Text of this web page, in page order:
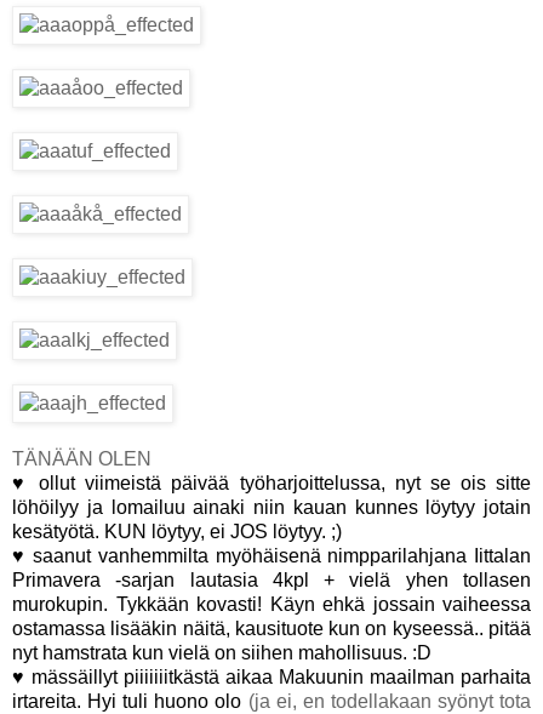
TÄNÄÄN OLEN
♥ ollut viimeistä päivää työharjoittelussa, nyt se ois sitte
löhöilyy ja lomailuu ainaki niin kauan kunnes löytyy jotain
kesätyötä. KUN löytyy, ei JOS löytyy. ;)
♥ saanut vanhemmilta myöhäisenä nimpparilahjana Iittalan
Primavera -sarjan lautasia 4kpl + vielä yhen tollasen
murokupin. Tykkään kovasti! Käyn ehkä jossain vaiheessa
ostamassa lisääkin näitä, kausituote kun on kyseessä.. pitää
nyt hamstrata kun vielä on siihen mahollisuus. :D
♥ mässäillyt piiiiiiitkästä aikaa Makuunin maailman parhaita
irtareita. Hyi tuli huono olo (ja ei, en todellakaan syönyt tota